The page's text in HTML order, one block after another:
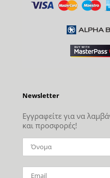
Newsletter
Εγγραφείτε για να
και προσφορές!